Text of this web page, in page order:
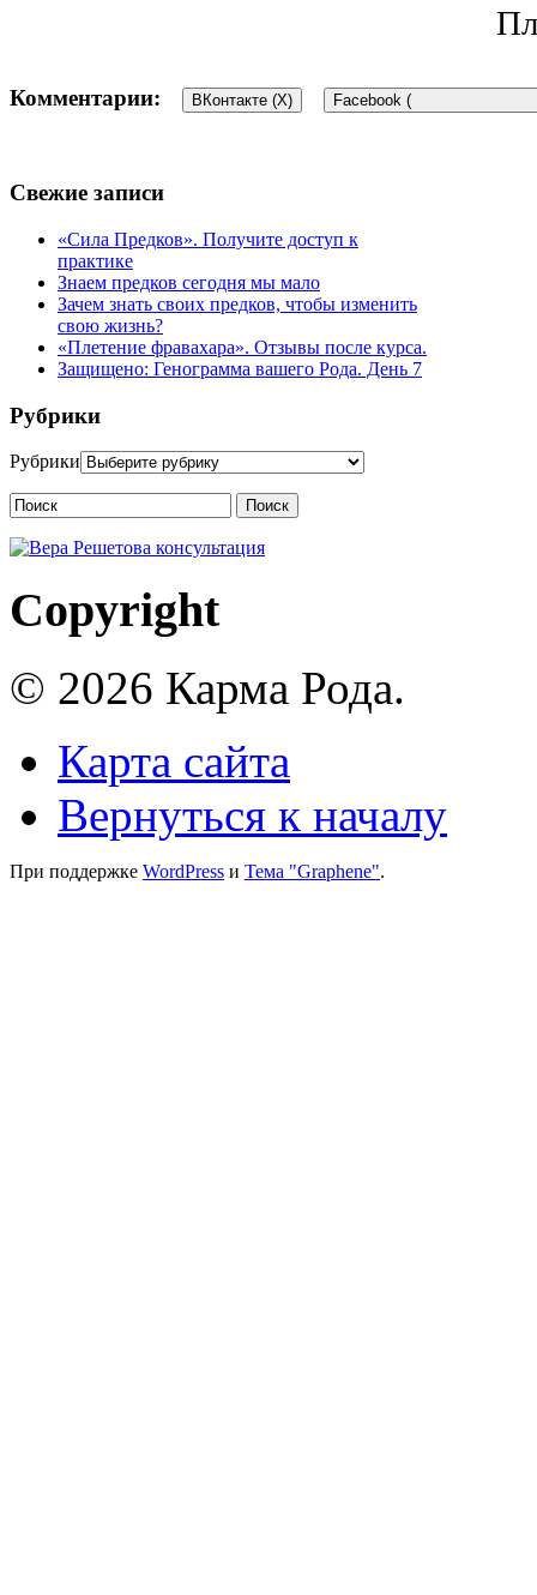
Комментарии: ВКонтакте (X) Facebook (
Свежие записи
«Сила Предков». Получите доступ к
практике
Знаем предков сегодня мы мало
Зачем знать своих предков, чтобы изменить
свою жизнь?
«Плетение фравахара». Отзывы после курса.
Защищено: Генограмма вашего Рода. День 7
Рубрики
Рубрики
Поиск
Copyright
© 2026 Карма Рода.
Карта сайта
Вернуться к началу
При поддержке WordPress и Тема "Graphene".